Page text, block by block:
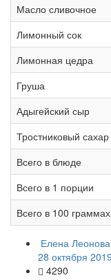
Масло сливочное
Лимонный сок
Лимонная цедра
Груша
Адыгейский сыр
Тростниковый сахар
Всего в блюде
Всего в 1 порции
Всего в 100 граммах
Елена Леонова
28 октября
4290